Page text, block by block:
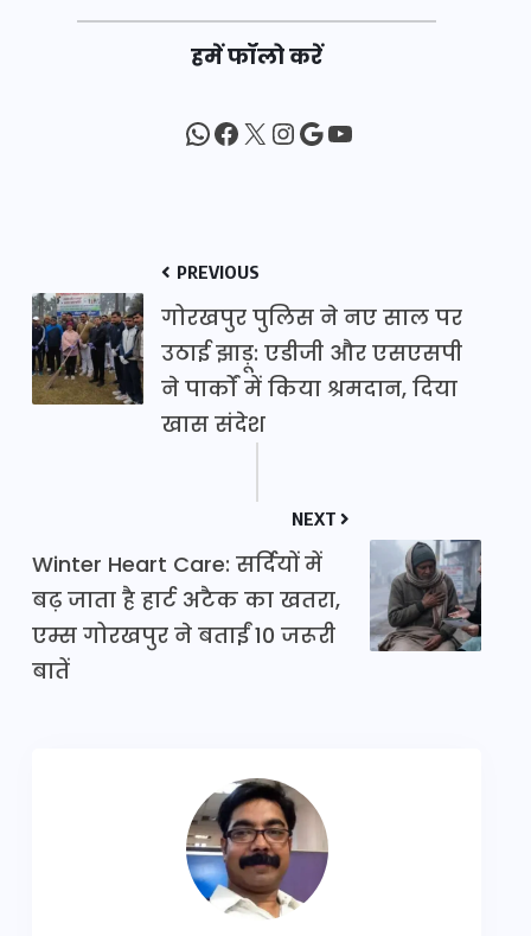
हमें फॉलो करें
WhatsApp
Facebook
X Instagram
Google
YouTube
PREVIOUS
गोरखपुर पुलिस ने नए साल पर
उठाई झाड़ू: एडीजी और एसएसपी
ने पार्कों में किया श्रमदान, दिया
खास संदेश
NEXT
Winter Heart Care: सर्दियों में
बढ़ जाता है हार्ट अटैक का खतरा,
एम्स गोरखपुर ने बताईं 10 जरूरी
बातें